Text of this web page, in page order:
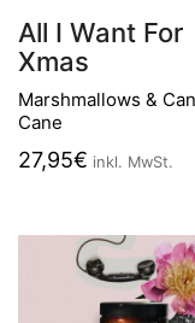
All I Want For
Xmas
Marshmallows &
Cane
27,95€ inkl. MwSt.